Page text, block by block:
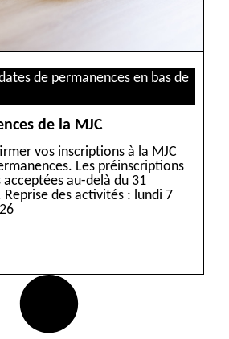
de permanences en bas de
de la MJC
vos inscriptions à la MJC
Les préinscriptions
acceptées au-delà du 31
des activités : lundi 7